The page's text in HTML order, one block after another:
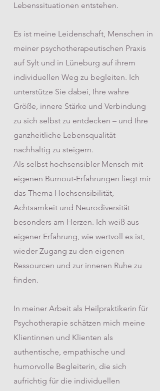
Lebenssituationen entstehen.
Es ist meine Leidenschaft, Menschen in
meiner psychotherapeutischen Praxis
auf Sylt und in Lüneburg auf ihrem
individuellen Weg zu begleiten. Ich
unterstütze Sie dabei, Ihre wahre
Größe, innere Stärke und Verbindung
zu sich selbst zu entdecken – und Ihre
ganzheitliche Lebensqualität
nachhaltig zu steigern.
Als selbst hochsensibler Mensch mit
eigenen Burnout-Erfahrungen liegt mir
das Thema Hochsensibilität,
Achtsamkeit und Neurodiversität
besonders am Herzen. Ich weiß aus
eigener Erfahrung, wie wertvoll es ist,
wieder Zugang zu den eigenen
Ressourcen und zur inneren Ruhe zu
finden.
In meiner Arbeit als Heilpraktikerin für
Psychotherapie schätzen mich meine
Klientinnen und Klienten als
authentische, empathische und
humorvolle Begleiterin, die sich
aufrichtig für die individuellen